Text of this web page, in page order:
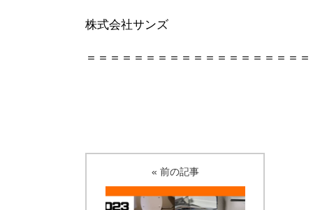
株式会社サンズ
＝＝＝＝＝＝＝＝＝＝＝＝＝＝＝＝＝＝
« 前の記事